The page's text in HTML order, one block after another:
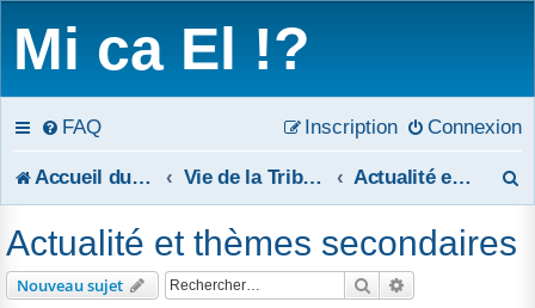
Mi ca El !?
FAQ Connexion
Inscription
Accueil du forum Vie de la Tribune Actualité et thèmes secondaires
Actualité et thèmes secondaires
Nouveau sujet Rechercher